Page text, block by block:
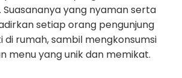
yang nyaman serta
setiap orang pengunjung
di rumah, sambil mengkonsumsi
menu yang unik dan memikat.